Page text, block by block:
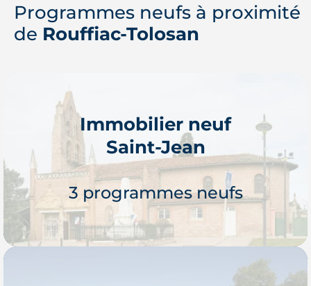
Programmes neufs à proximité
de Rouffiac-Tolosan
Immobilier neuf
Saint-Jean
3 programmes neufs